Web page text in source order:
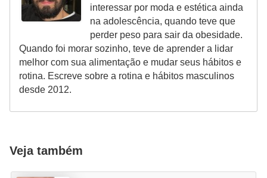
interessar por moda e estética ainda
na adolescência, quando teve que
perder peso para sair da obesidade.
Quando foi morar sozinho, teve de aprender a lidar
melhor com sua alimentação e mudar seus hábitos e
rotina. Escreve sobre a rotina e hábitos masculinos
desde 2012.
Veja também
o
s
P
é
s
o
s